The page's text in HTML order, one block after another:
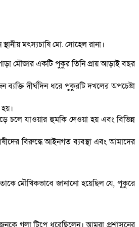
মৎস্যচাষি মো. সোহেল রানা।
মৌজার একটি পুকুর তিনি প্রায় আড়াই বছর
দীর্ঘদিন ধরে পুকুরটি দখলের অপচেষ্টা
চলে যাওয়ার হুমকি দেওয়া হয় এবং বিভিন্ন
বিরুদ্ধে আইনগত ব্যবস্থা এবং আমাদের
মৌখিকভাবে জানানো হয়েছিল যে, পুকুরে